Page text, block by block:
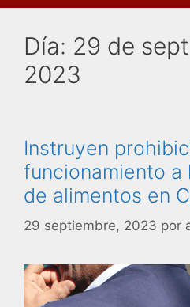
Día: 29 de
2023
Instruyen
funcionamiento a
de alimentos en
29 septiembre, 2023 por